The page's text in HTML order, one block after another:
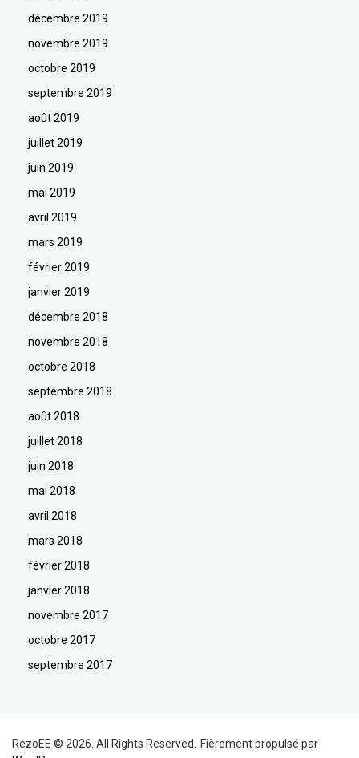
décembre 2019
novembre 2019
octobre 2019
septembre 2019
août 2019
juillet 2019
juin 2019
mai 2019
avril 2019
mars 2019
février 2019
janvier 2019
décembre 2018
novembre 2018
octobre 2018
septembre 2018
août 2018
juillet 2018
juin 2018
mai 2018
avril 2018
mars 2018
février 2018
janvier 2018
novembre 2017
octobre 2017
septembre 2017
RezoEE © 2026. All Rights Reserved. Fièrement propulsé par